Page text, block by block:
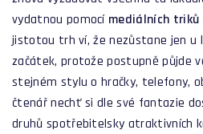
vydatnou pomocí mediálních triků
jistotou trh ví, že nezůstane jen u
začátek, protože postupně půjde
stejném stylu o hračky, telefony,
čtenář nechť si dle své fantazie
druhů spotřebitelsky atraktivních